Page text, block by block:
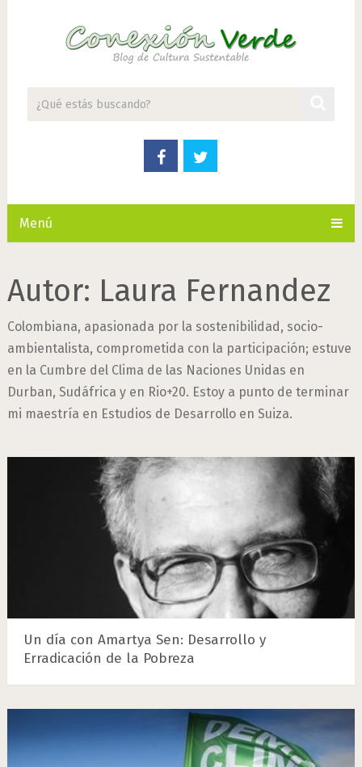
Menú
Autor: Laura Fernandez
Colombiana, apasionada por la sostenibilidad, socio-
ambientalista, comprometida con la participación; estuve
en la Cumbre del Clima de las Naciones Unidas en
Durban, Sudáfrica y en Rio+20. Estoy a punto de terminar
mi maestría en Estudios de Desarrollo en Suiza.
Un día con Amartya Sen: Desarrollo y
Erradicación de la Pobreza